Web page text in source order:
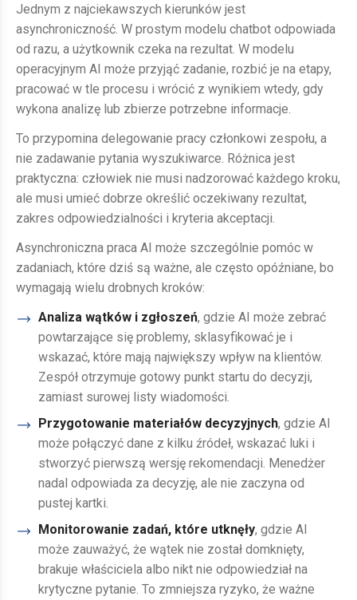
Jednym z najciekawszych kierunków jest
asynchroniczność. W prostym modelu chatbot odpowiada
od razu, a użytkownik czeka na rezultat. W modelu
operacyjnym AI może przyjąć zadanie, rozbić je na etapy,
pracować w tle procesu i wrócić z wynikiem wtedy, gdy
wykona analizę lub zbierze potrzebne informacje.
To przypomina delegowanie pracy członkowi zespołu, a
nie zadawanie pytania wyszukiwarce. Różnica jest
praktyczna: człowiek nie musi nadzorować każdego kroku,
ale musi umieć dobrze określić oczekiwany rezultat,
zakres odpowiedzialności i kryteria akceptacji.
Asynchroniczna praca AI może szczególnie pomóc w
zadaniach, które dziś są ważne, ale często opóźniane, bo
wymagają wielu drobnych kroków:
Analiza wątków i zgłoszeń, gdzie AI może zebrać
powtarzające się problemy, sklasyfikować je i
wskazać, które mają największy wpływ na klientów.
Zespół otrzymuje gotowy punkt startu do decyzji,
zamiast surowej listy wiadomości.
Przygotowanie materiałów decyzyjnych, gdzie AI
może połączyć dane z kilku źródeł, wskazać luki i
stworzyć pierwszą wersję rekomendacji. Menedżer
nadal odpowiada za decyzję, ale nie zaczyna od
pustej kartki.
Monitorowanie zadań, które utknęły, gdzie AI
może zauważyć, że wątek nie został domknięty,
brakuje właściciela albo nikt nie odpowiedział na
krytyczne pytanie. To zmniejsza ryzyko, że ważne